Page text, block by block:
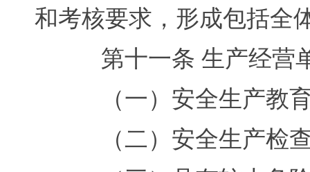
和考核要求，形成包括全
第十一条 生产经营单
（一）安全生产教育
（二）安全生产检